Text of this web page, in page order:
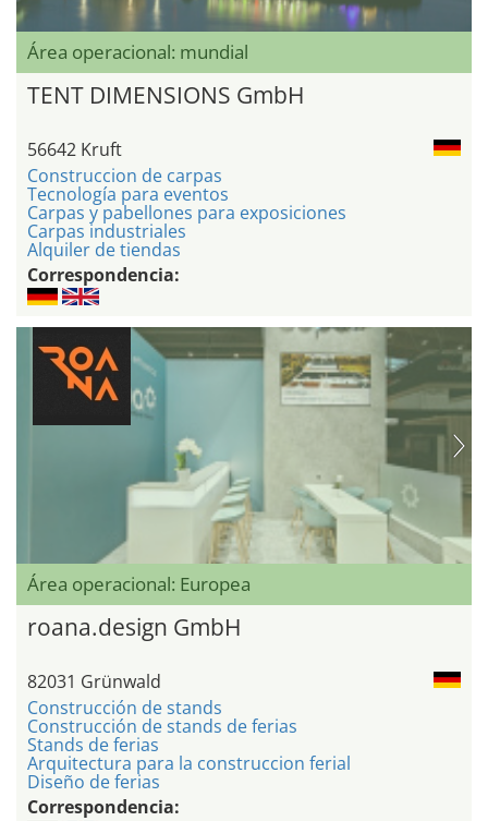
Área operacional: mundial
TENT DIMENSIONS GmbH
56642 Kruft
Construccion de carpas
Tecnología para eventos
Carpas y pabellones para exposiciones
Carpas industriales
Alquiler de tiendas
Correspondencia:
Área operacional: Europea
roana.design GmbH
82031 Grünwald
Construcción de stands
Construcción de stands de ferias
Stands de ferias
Arquitectura para la construccion ferial
Diseño de ferias
Correspondencia: